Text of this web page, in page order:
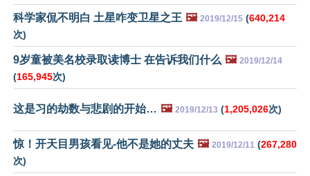
科学家侃不明白 土星咋变卫星之王 🖼️ 2019/12/15 (640,214
次)
9岁童被美名校录取读博士 在告诉我们什么 🖼️ 2019/12/14
(165,945次)
这是习的劫数与悲剧的开始… 🖼️ 2019/12/13 (1,205,026次)
惊！开天目男孩看见-他不是她的丈夫 🖼️ 2019/12/11 (267,280
次)